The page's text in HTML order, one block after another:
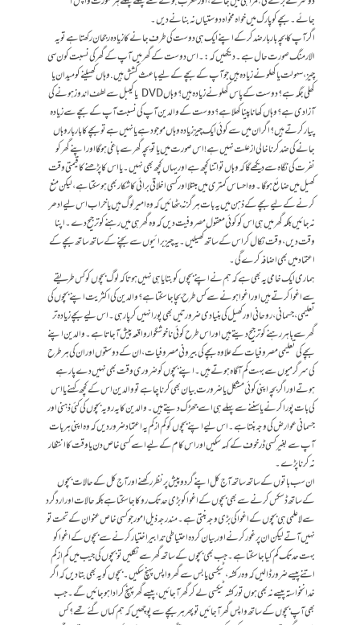
جائے۔ بچے کو پارک میں خواہ مخواہ دوستیاں نہ بنانے دیں۔
اگر آپ کا بچہ بار بار ضد کر کے اپنے ایک ہی دوست کی طرف جانے کا زیادہ رجحان رکھتا ہے تو یہ
الارمنگ صورت حال ہے۔ دیکھیں کہ:۔ اس دوست کے گھر میں آپ کے گھر کی نسبت کون سی
چیز ،سہولت یا کھلونے زیادہ ہیں جو آپ کے بچے کے لیے باعث کشش ہیں. وہاں کھیلنے کو میدان یا
کھلی جگہ ہے؟ دوست کے پاس کھلونے زیادہ ہیں؟ وہاں DVD یا کیبل سے لطف اندوز ہونے کی
آزادی ہے؟ وہاں کھانا پینا کھلا ہے؟ دوست کے والدین آپ کی نسبت آپ کے بچے سے زیادہ
پیار کرتے ہیں؟ اگر ان میں سے کوئی ایک چیز زیادہ وہاں موجود ہے یا نہیں ہے تو بچے کا باربار وہاں
جانے کی ضد کرنا خالی ازعلت نہیں ہے! اس صورت میں یا تو بچہ گھر سے باغی ہو گا اور اپنے گھر کو
نفرت کی نگاہ سے دیکھے گا کہ وہاں تو اتنا کچھ ہے اور یہاں کچھ بھی نہیں۔ یااس کا پڑھنے کا قیمتی وقت
کھیل میں ضائع ہوگا۔ وہ احساس کمتری میں مبتلا اور کسی اخلاقی برائی کا شکار بھی ہو سکتا ہے، لیکن منع
کرنے کے لیے بچے کے ذہن میں یہ بات ہرگز نہ بٹھائیں کہ وہ امیر لوگ ہیں یا خراب اس لیے ادھر
نہ جائیں بلکہ گھر میں ہی اس کو کوئی معقول مصروفیت دیں کہ وہ گھر ہی میں رہنے کو ترجیح دے۔ اپنا
وقت دیں، وقت نکال کر اس کے ساتھ کھیلیں۔ یہ چیز برائیوں سے بچنے کے ساتھ ساتھ بچے کے
اعتماد میں بھی اضافہ کرے گی۔
ہماری ایک خامی یہ بھی ہے کہ ہم نے اپنے بچوں کو بتایا ہی نہیں ہوتا کہ لوگ بچوں کو کس طریقے
سے اغوا کرتے ہیں اور اغوا ہونے سے کس طرح بچا جا سکتا ہے؟ والدین کی اکثریت اپنے بچوں کی
تعلیمی، جسمانی، روحانی اور کھیل کی بنیادی ضرورتیں بھی پورانہیں کر پا رہی۔ اس لیے بچے زیادہ تر
گھر سے باہر رہنے کو ترجیح دیتے ہیں اور اس طرح کوئی ناخوشگوار واقعہ پیش آجاتا ہے۔ والدین اپنے
بچے کی تعلیمی مصروفیات کے علاوہ بچے کی بیرونی مصروفیات، ان کے دوستوں اور ان کی ہر طرح
کی سرگرمیوں سے بہت کم آگاہ ہوتے ہیں۔ اپنے بچوں کو ضروری وقت بھی نہیں دے پا رہے
ہوتے اور اگر بچہ اپنی کوئی مشکل یا ضرورت بیان بھی کرنا چاہے تو والدین اس کے کچھ کہنے یا اس
کی بات پورا کرنے یا سننے سے پہلے ہی اسے جھڑک دیتے ہیں۔ والدین کا یہ رویہ بچوں کی کئی ذہنی اور
جسمانی عوارض کی وجہ بنتا ہے۔ اس لیے اپنے بچوں کو کم از کم یہ اعتماد ضرور دیں کہ وہ اپنی ہر بات
آپ سے بغیر کسی ڈر خوف کے کہہ سکیں اور اس کام کے لیے اسے کسی خاص دن یا وقت کا انتظار
نہ کرنا پڑے۔
ان سب باتوں کے ساتھ ساتھ آج کل اپنے گرد و پیش پر نظر رکھنے اور آج کل کے حالات بچوں
کے ساتھ ڈسکس کرنے سے بھی بچوں کے اغوا کو بڑی حد تک روکا جا سکتا ہے بلکہ حالات اور اردگرد
سے لاعلمی ہی بچوں کے اغوا کی بڑی وجہ بنتی ہے۔ مندرجہ ذیل امور جو کسی خاص عنوان کے تحت تو
نہیں آتے لیکن ان پر غور کرنے اور بیان کردہ احتیاطی تدابیر اختیار کرنے سے بچوں کے اغوا کو
بہت حد تک کم کیا جاسکتا ہے۔ جب بھی بچوں کے ساتھ گھر سے نکلیں تو بچوں کی جیب میں کم از کم
اتنے پیسے ضرور ڈالیں کہ وہ رکشہ، ٹیکسی یا بس سے گھر واپس پہنچ سکیں۔ بچوں کو یہ بھی بتا دیں کہ اگر
خدانخواستہ پیسے نہ بھی ہوں تو رکشہ ٹیکسی لے کر گھر آ جائیں، پیسے گھر پہنچ کر ادا ہو جائیں گے۔ جب
بھی آپ بچوں کے ساتھ واپس گھر آجائیں تو پھر ہر بچے سے پوچھیں کہ ہم کہاں گئے تھے؟ کس